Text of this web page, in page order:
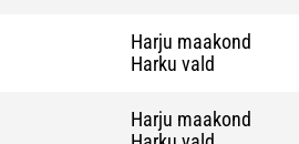
Harju maakond
Harku vald
Harju maakond